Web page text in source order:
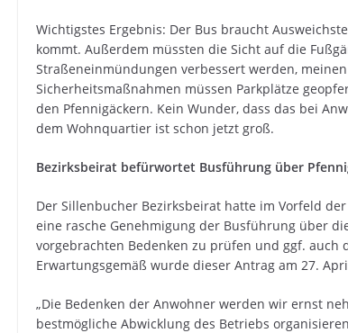
Wichtigstes Ergebnis: Der Bus braucht
kommt. Außerdem müssten die Sicht auf die
Straßeneinmündungen verbessert werden,
Sicherheitsmaßnahmen müssen Parkplätze
den Pfennigäckern. Kein Wunder, dass das bei
dem Wohnquartier ist schon jetzt groß.
Bezirksbeirat befürwortet Busführung über
Der Sillenbucher Bezirksbeirat hatte im Vorfeld
eine rasche Genehmigung der Busführung über
vorgebrachten Bedenken zu prüfen und ggf. auch
Erwartungsgemäß wurde dieser Antrag am 27.
„Die Bedenken der Anwohner werden wir ernst
bestmögliche Abwicklung des Betriebs